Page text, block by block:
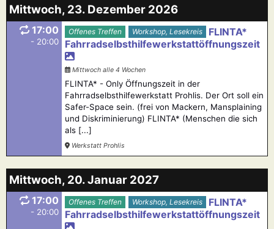
Mittwoch, 23. Dezember 2026
17:00
- 20:00
Offenes Treffen Workshop, Lesekreis
FLINTA*
Fahrradselbsthilfewerkstattöffnungszeit
Mittwoch alle 4 Wochen
FLINTA* - Only Öffnungszeit in der
Fahrradselbsthilfewerkstatt Prohlis. Der Ort soll ein
Safer-Space sein. (frei von Mackern, Mansplaining
und Diskriminierung) FLINTA* (Menschen die sich
als [...]
Werkstatt Prohlis
Mittwoch, 20. Januar 2027
17:00
- 20:00
Offenes Treffen Workshop, Lesekreis
FLINTA*
Fahrradselbsthilfewerkstattöffnungszeit